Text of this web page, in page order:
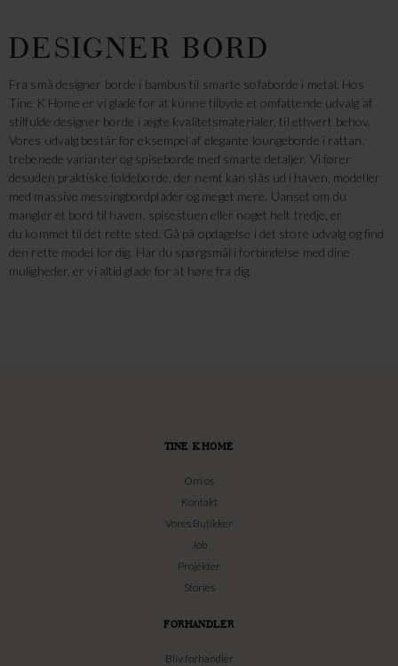
DESIGNER BORD
Fra små designer borde i bambus til smarte sofaborde i metal. Hos
Tine K Home er vi glade for at kunne tilbyde et omfattende udvalg af
stilfulde designer borde i ægte kvalitetsmaterialer, til ethvert behov.
Vores udvalg består for eksempel af elegante loungeborde i rattan,
trebenede varianter og spiseborde med smarte detaljer. Vi fører
desuden praktiske foldeborde, der nemt kan slås ud i haven, modeller
med massive messingbordplader og meget mere. Uanset om du
mangler et bord til haven, spisestuen eller noget helt tredje, er
du kommet til det rette sted. Gå på opdagelse i det store udvalg og find
den rette model for dig. Har du spørgsmål i forbindelse med dine
muligheder, er vi altid glade for at høre fra dig.
TINE K HOME
Om os
Kontakt
Vores Butikker
Job
Projekter
Stories
FORHANDLER
Bliv forhandler